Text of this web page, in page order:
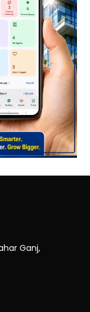
Ganj,